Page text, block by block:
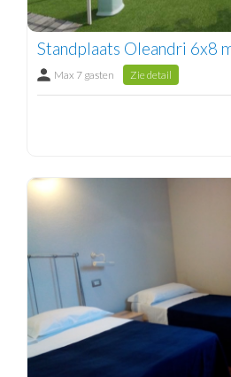
Standplaats Oleandri 6x8
Max 7 gasten Zie detail